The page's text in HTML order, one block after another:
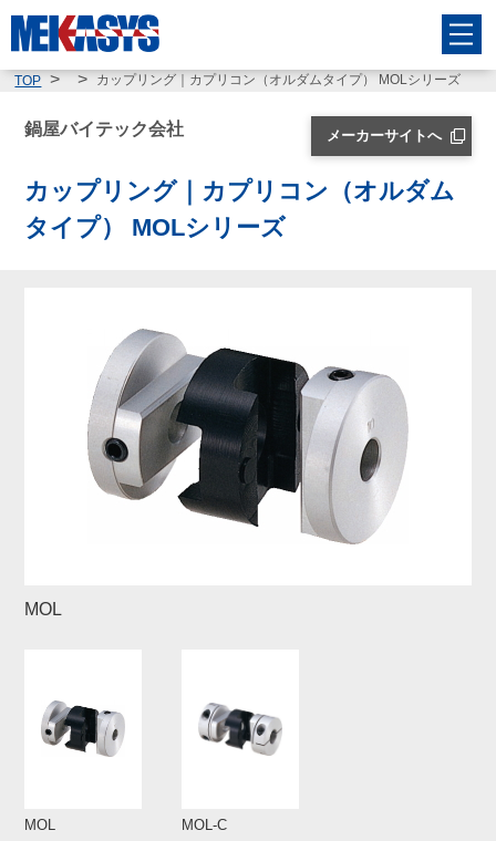
TOP カップリング｜カプリコン（オルダムタイプ） MOLシリーズ
鍋屋バイテック会社 メーカーサイトへ
カップリング｜カプリコン（オルダム
タイプ） MOLシリーズ
MOL
MOL MOL-C